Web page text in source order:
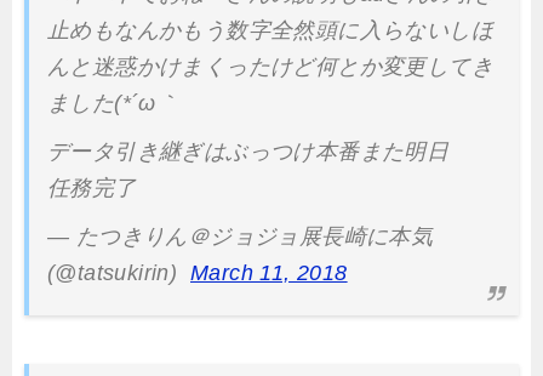
止めもなんかもう数字全然頭に入らないしほ
んと迷惑かけまくったけど何とか変更してき
ました(*´ω｀
データ引き継ぎはぶっつけ本番また明日
任務完了
— たつきりん＠ジョジョ展長崎に本気
(@tatsukirin) March 11, 2018